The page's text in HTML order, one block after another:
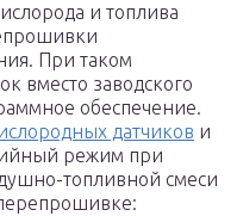
и топлива
При таком
вместо заводского
обеспечение.
датчиков и
режим при
топливной смеси